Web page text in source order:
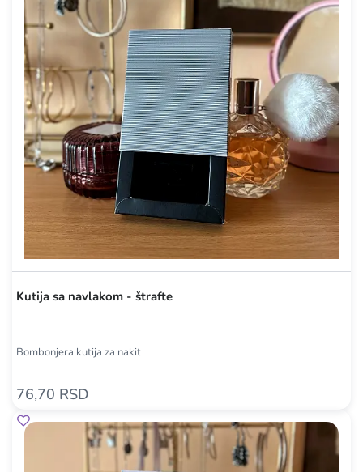
Kutija sa navlakom - štrafte
Bombonjera kutija za nakit
76,70 RSD